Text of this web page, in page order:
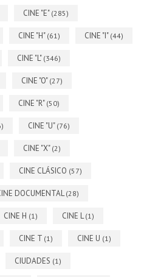
CINE "E" (285)
CINE "H" (61) CINE "I" (44)
CINE "L" (346)
CINE "O" (27)
CINE "R" (50)
CINE "U" (76)
CINE "X" (2)
CINE CLÁSICO (57)
DOCUMENTAL(28)
CINE H (1) CINE L(1)
CINE T (1) CINE U (1)
CIUDADES (1)